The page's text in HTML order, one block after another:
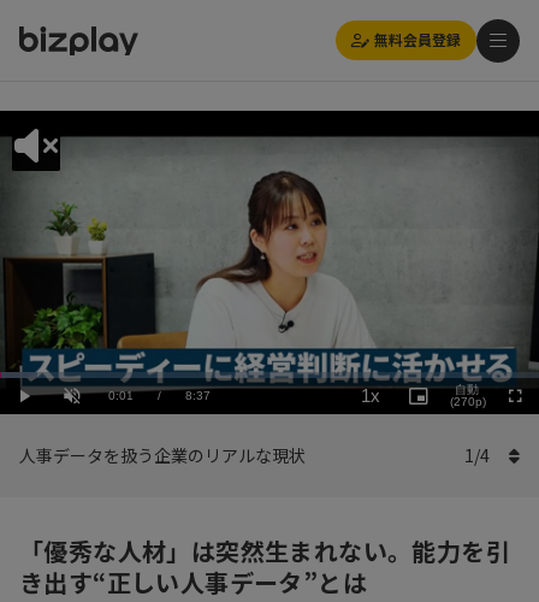
無料会員登録
Play UnmuteCurrent
0:01 / Duration
8:37
Loaded:
6.97%
1x
Playback
Rate
Picture-
in-
自動
(270p)
人事データを扱う企業のリアルな現状 1/4
「優秀な人材」は突然生まれない。能力を引
き出す“正しい人事データ”とは